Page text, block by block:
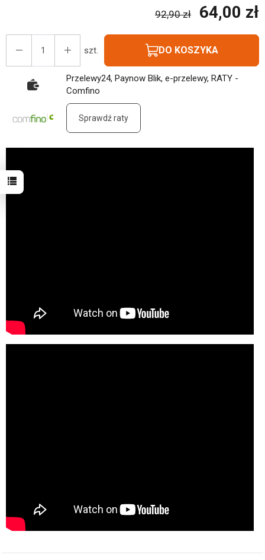
92,90 zł 64,00 zł
szt. DO KOSZYKA
Przelewy24, Paynow Blik, e-przelewy, RATY -
Comfino
Sprawdź raty